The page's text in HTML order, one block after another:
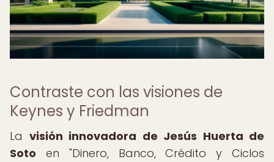
Contraste con las visiones de
Keynes y Friedman
La visión innovadora de Jesús Huerta de
Soto en "Dinero, Banco, Crédito y Ciclos